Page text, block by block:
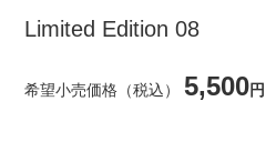
Limited Edition 08
希望小売価格（税込）5,500円